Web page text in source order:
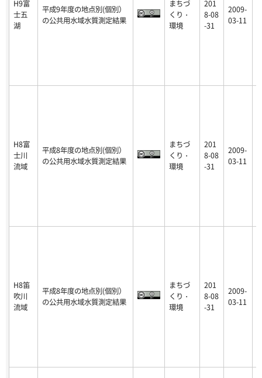
H9富
士五
湖
平成9年度の地点別(個別）
の公共用水域水質測定結果
まちづ
くり・
環境
201
8-08
-31
2009-
03-11
H8富
士川
流域
平成8年度の地点別(個別）
の公共用水域水質測定結果
まちづ
くり・
環境
201
8-08
-31
2009-
03-11
H8笛
吹川
流域
平成8年度の地点別(個別）
の公共用水域水質測定結果
まちづ
くり・
環境
201
8-08
-31
2009-
03-11